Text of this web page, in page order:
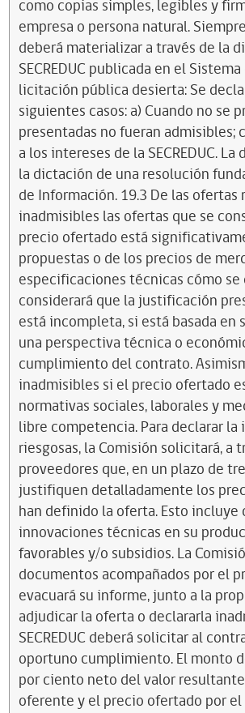
como copias simples, legibles y
empresa o persona natural.
deberá materializar a través de la
SECREDUC publicada en el
licitación pública desierta: Se
siguientes casos: a) Cuando no se
presentadas no fueran admisibles;
a los intereses de la SECREDUC.
la dictación de una resolución
de Información. 19.3 De las
inadmisibles las ofertas que se
precio ofertado está
propuestas o de los precios de
especificaciones técnicas cómo
considerará que la justificación
está incompleta, si está basada
una perspectiva técnica o
cumplimiento del contrato.
inadmisibles si el precio ofertado
normativas sociales, laborales y
libre competencia. Para declarar
riesgosas, la Comisión solicitará, a
proveedores que, en un plazo de
justifiquen detalladamente los
han definido la oferta. Esto
innovaciones técnicas en su
favorables y/o subsidios. La
documentos acompañados por el
evacuará su informe, junto a la
adjudicar la oferta o declararla
SECREDUC deberá solicitar al
oportuno cumplimiento. El monto
por ciento neto del valor
oferente y el precio ofertado por